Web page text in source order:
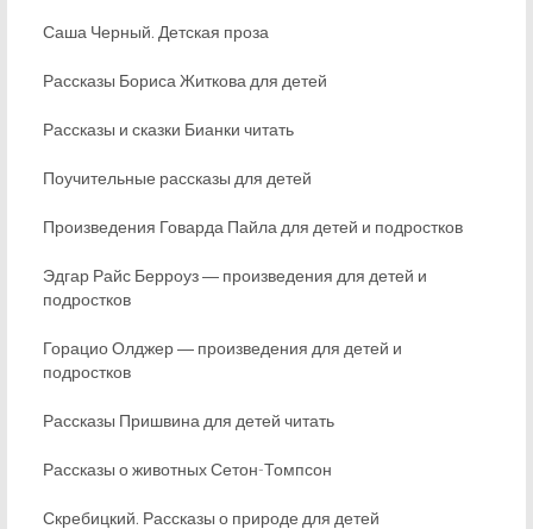
Саша Черный. Детская проза
Рассказы Бориса Житкова для детей
Рассказы и сказки Бианки читать
Поучительные рассказы для детей
Произведения Говарда Пайла для детей и подростков
Эдгар Райс Берроуз ― произведения для детей и
подростков
Горацио Олджер ― произведения для детей и
подростков
Рассказы Пришвина для детей читать
Рассказы о животных Сетон-Томпсон
Скребицкий. Рассказы о природе для детей